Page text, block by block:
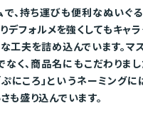
で、持ち運びも便利なぬいぐ
デフォルメを強くしてもキャ
工夫を詰め込んでいます。マ
く、商品名にもこだわりまし
ぷにころ」というネーミングに
も盛り込んでいます。
ページ名記載され
C賞